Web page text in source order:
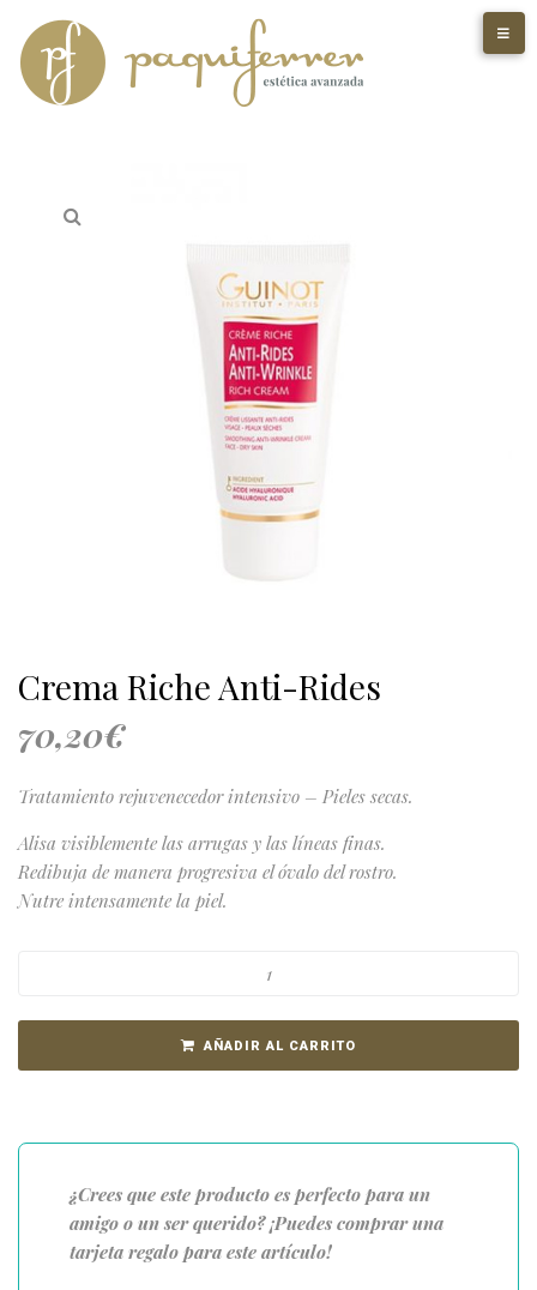
Crema Riche Anti-Rides
70,20€
Tratamiento rejuvenecedor intensivo – Pieles secas.
Alisa visiblemente las arrugas y las líneas finas.
Redibuja de manera progresiva el óvalo del rostro.
Nutre intensamente la piel.
AÑADIR AL CARRITO
¿Crees que este producto es perfecto para un
amigo o un ser querido? ¡Puedes comprar una
tarjeta regalo para este artículo!